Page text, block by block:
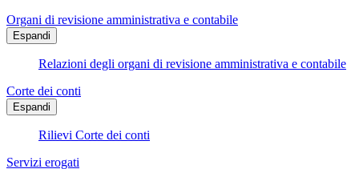
Organi di revisione amministrativa e contabile
Espandi
Relazioni degli organi di revisione amministrativa e contabile
Corte dei conti
Espandi
Rilievi Corte dei conti
Servizi erogati